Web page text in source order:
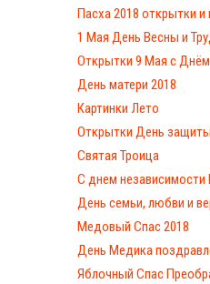
Пасха 2018 открытки и
1 Мая День Весны и
Открытки 9 Мая с
День матери 2018
Картинки Лето
Открытки День
Святая Троица
С днем независимости
День семьи, любви и
Медовый Спас 2018
День Медика
Яблочный Спас